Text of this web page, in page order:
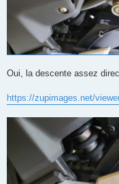
Oui, la descente assez
https://zupimages.net/